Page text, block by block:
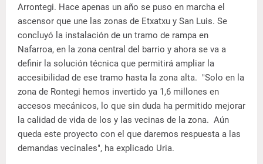
Arrontegi. Hace apenas un año se puso en marcha el
ascensor que une las zonas de Etxatxu y San Luis. Se
concluyó la instalación de un tramo de rampa en
Nafarroa, en la zona central del barrio y ahora se va a
definir la solución técnica que permitirá ampliar la
accesibilidad de ese tramo hasta la zona alta. "Solo en la
zona de Rontegi hemos invertido ya 1,6 millones en
accesos mecánicos, lo que sin duda ha permitido mejorar
la calidad de vida de los y las vecinas de la zona. Aún
queda este proyecto con el que daremos respuesta a las
demandas vecinales", ha explicado Uria.